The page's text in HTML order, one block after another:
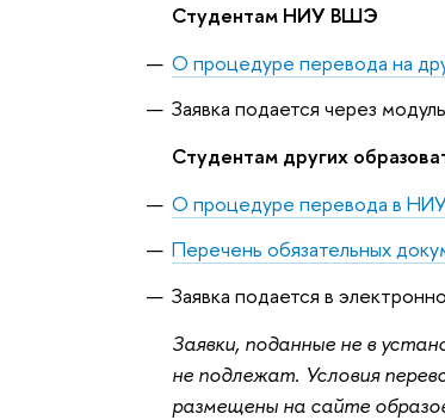
Студентам НИУ ВШЭ
О процедуре перевода на
Заявка подается через
Студентам других
О процедуре перевода в
Перечень обязательных
Заявка подается в
Заявки, поданные не в
не подлежат. Условия
размещены на сайте